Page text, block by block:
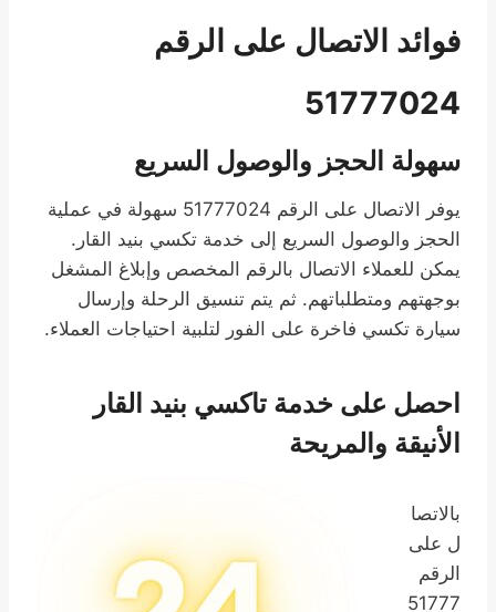
فوائد الاتصال على الرقم
51777024
سهولة الحجز والوصول السريع
يوفر الاتصال على الرقم 51777024 سهولة في عملية
الحجز والوصول السريع إلى خدمة تكسي بنيد القار.
يمكن للعملاء الاتصال بالرقم المخصص وإبلاغ المشغل
بوجهتهم ومتطلباتهم. ثم يتم تنسيق الرحلة وإرسال
سيارة تكسي فاخرة على الفور لتلبية احتياجات العملاء.
احصل على خدمة تاكسي بنيد القار
الأنيقة والمريحة
بالاتصا
ل على
الرقم
51777